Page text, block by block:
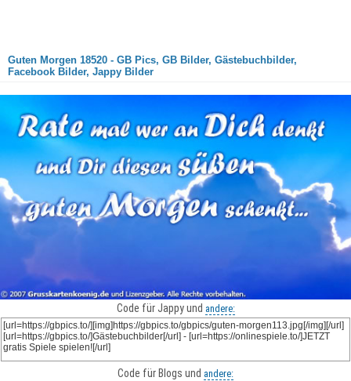
Guten Morgen 18520 - GB Pics, GB Bilder, Gästebuchbilder,
Facebook Bilder, Jappy Bilder
Code für Jappy und andere:
Code für Blogs und andere: